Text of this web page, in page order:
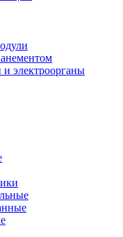
электроорганы